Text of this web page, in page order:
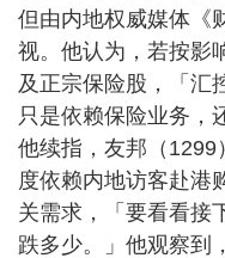
但由内地权威媒体《
视。他认为，若按影
及正宗保险股，「汇
只是依赖保险业务，
他续指，友邦（1299
度依赖内地访客赴港
关需求，「要看看接
跌多少。」他观察到